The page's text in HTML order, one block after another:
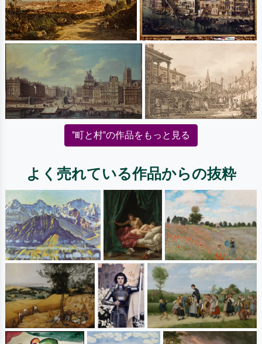
"町と村"の作品をもっと見る
よく売れている作品からの抜粋